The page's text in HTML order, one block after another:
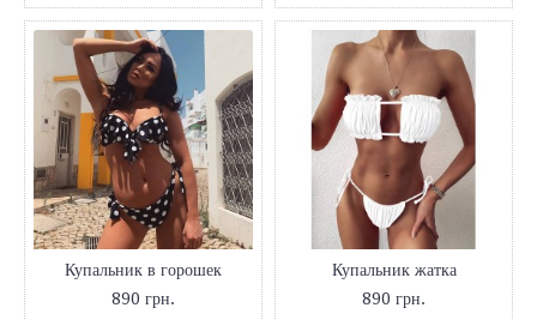
Купальник в горошек
890 грн.
Купальник жатка
890 грн.